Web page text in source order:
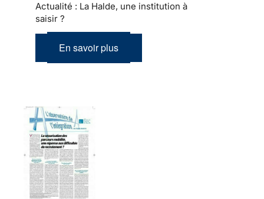
Actualité : La Halde, une institution à
saisir ?
En savoir plus